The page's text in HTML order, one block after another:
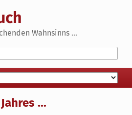
Wahnsinns ...
...